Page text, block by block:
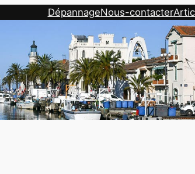
DépannageNous-contacter